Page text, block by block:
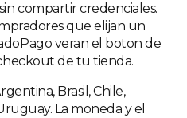
compartir credenciales.
que elijan un
veran el boton de
de tu tienda.
Brasil, Chile,
La moneda y el